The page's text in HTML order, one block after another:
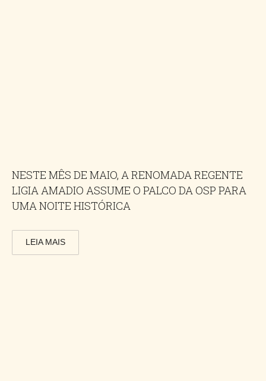
NESTE MÊS DE MAIO, A RENOMADA REGENTE
LIGIA AMADIO ASSUME O PALCO DA OSP PARA
UMA NOITE HISTÓRICA
LEIA MAIS